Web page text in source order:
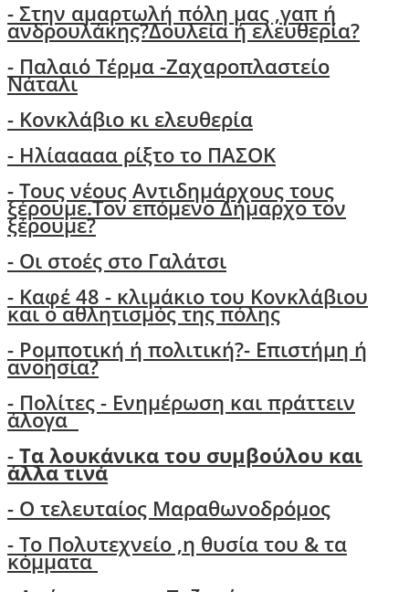
- Στην αμαρτωλή πόλη μας ,γαπ ή
ανδρουλάκης?Δουλεία ή ελευθερία?
- Παλαιό Τέρμα -Ζαχαροπλαστείο
Νάταλι
- Κονκλάβιο κι ελευθερία
- Ηλίααααα ρίξτο το ΠΑΣΟΚ
-Τους νέους Αντιδημάρχους τους
ξέρουμε.Τον επόμενο Δήμαρχο τον
ξέρουμε?
- Οι στοές στο Γαλάτσι
- Καφέ 48 - κλιμάκιο του Κονκλάβιου
και ο αθλητισμός της πόλης
- Ρομποτική ή πολιτική?- Επιστήμη ή
ανοησία?
- Πολίτες - Ενημέρωση και πράττειν
άλογα
-Τα λουκάνικα του συμβούλου και
άλλα τινά
- Ο τελευταίος Μαραθωνοδρόμος
- Το Πολυτεχνείο ,η θυσία του & τα
κόμματα